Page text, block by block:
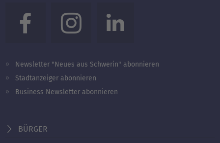
Newsletter "Neues aus Schwerin" abonnieren
Stadtanzeiger abonnieren
Business Newsletter abonnieren
BÜRGER